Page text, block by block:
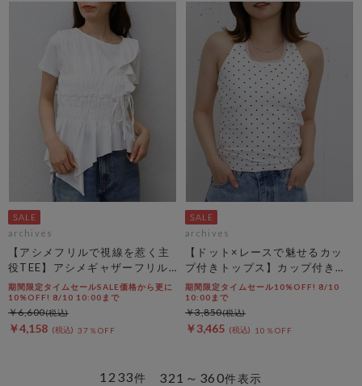
archives
【アシメフリルで視線を惹く主
役TEE】アシメギャザーフリル
ＴＥＥ
期間限定タイムセールSALE価格から更に
10%OFF! 8/10 10:00まで
￥4,158 37％OFF
￥6,600
archives
【ドット×レースで魅せるカッ
プ付きトップス】カップ付きホ
ルダーネックレースタンクトッ
プ
期間限定タイムセール10%OFF! 8/10
10:00まで
￥3,465 10％OFF
￥3,850
321～360件表示
1233件